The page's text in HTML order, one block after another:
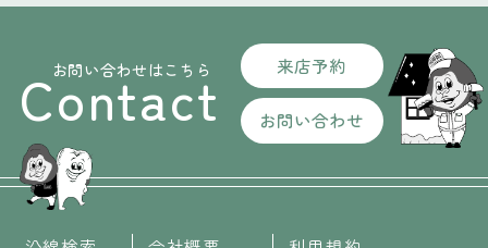
お問い合わせはこちら
Contact 来店予約
お問い合わせ